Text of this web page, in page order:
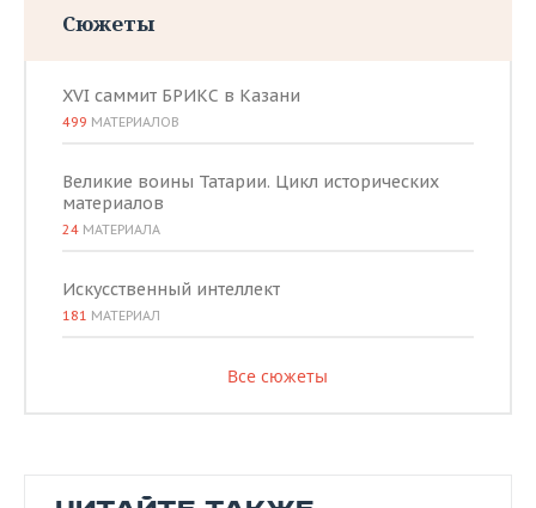
Сюжеты
XVI саммит БРИКС в Казани
499 МАТЕРИАЛОВ
Великие воины Татарии. Цикл исторических
материалов
24 МАТЕРИАЛА
Искусственный интеллект
181 МАТЕРИАЛ
Все сюжеты